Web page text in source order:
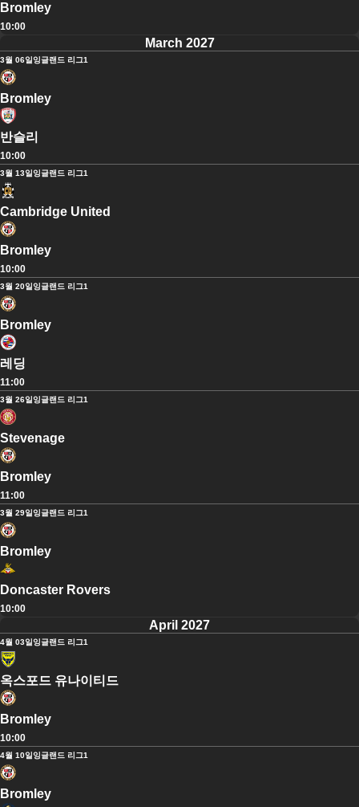
Bromley
10:00
March 2027
3월 06일 잉글랜드 리그1
Bromley
반슬리
10:00
3월 13일 잉글랜드 리그1
Cambridge United
Bromley
10:00
3월 20일 잉글랜드 리그1
Bromley
레딩
11:00
3월 26일 잉글랜드 리그1
Stevenage
Bromley
11:00
3월 29일 잉글랜드 리그1
Bromley
Doncaster Rovers
10:00
April 2027
4월 03일 잉글랜드 리그1
옥스포드 유나이티드
Bromley
10:00
4월 10일 잉글랜드 리그1
Bromley